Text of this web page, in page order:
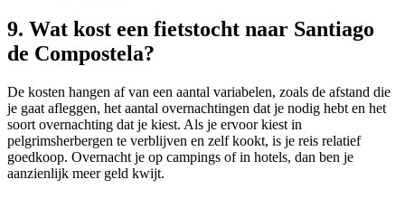
9. Wat kost een fietstocht naar Santiago
de Compostela?
De kosten hangen af van een aantal variabelen, zoals de afstand die
je gaat afleggen, het aantal overnachtingen dat je nodig hebt en het
soort overnachting dat je kiest. Als je ervoor kiest in
pelgrimsherbergen te verblijven en zelf kookt, is je reis relatief
goedkoop. Overnacht je op campings of in hotels, dan ben je
aanzienlijk meer geld kwijt.